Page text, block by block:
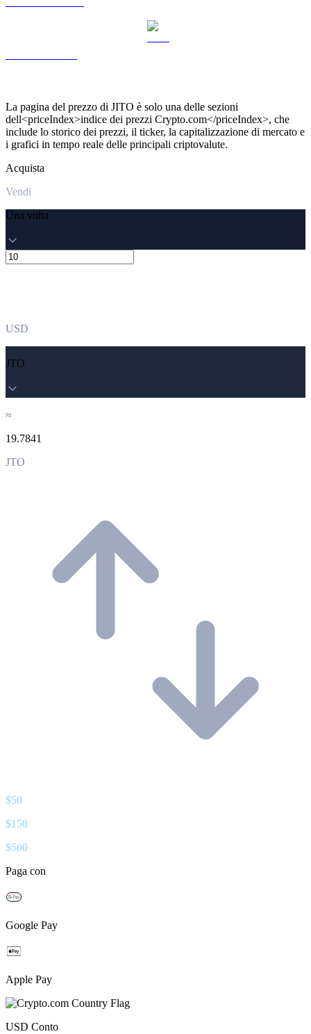
La pagina del prezzo di JITO è solo una delle sezioni
dell<priceIndex>indice dei prezzi Crypto.com</priceIndex>, che
include lo storico dei prezzi, il ticker, la capitalizzazione di mercato e
i grafici in tempo reale delle principali criptovalute.
Acquista
Vendi
Una volta
USD
JTO
≈
19.7841
JTO
$50
$150
$500
Paga con
Google Pay
Apple Pay
USD Conto